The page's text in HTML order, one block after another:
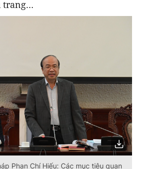
trang…
Phan Chí Hiếu: Các mục tiêu quan